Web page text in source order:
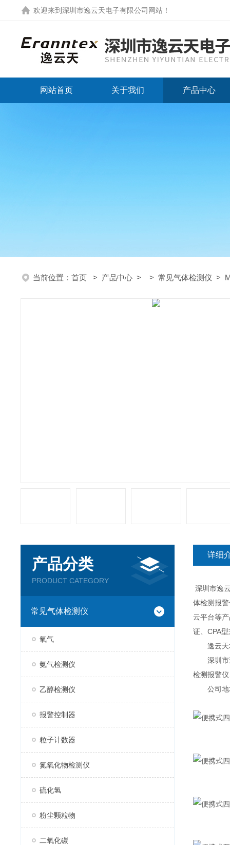
欢迎来到 深圳市逸云天电子有限公司网站 ！
网站首页 关于我们 产品中心
当前位置： 首页 > 产品中心 > > 常见气体检测仪 >
产品分类
PRODUCT CATEGORY
常见气体检测仪
氧气
氨气检测仪
乙醇检测仪
报警控制器
粒子计数器
氮氧化物检测仪
硫化氢
粉尘颗粒物
二氧化碳
详细
深圳市逸
体检测报
云平台等
证、CPA
逸云天
深圳市逸
检测报警
公司地址